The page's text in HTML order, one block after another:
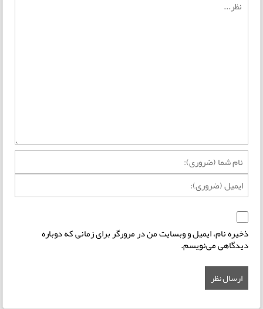
ذخیره نام، ایمیل و وبسایت من در مرورگر برای زمانی که دوباره
دیدگاهی می‌نویسم.